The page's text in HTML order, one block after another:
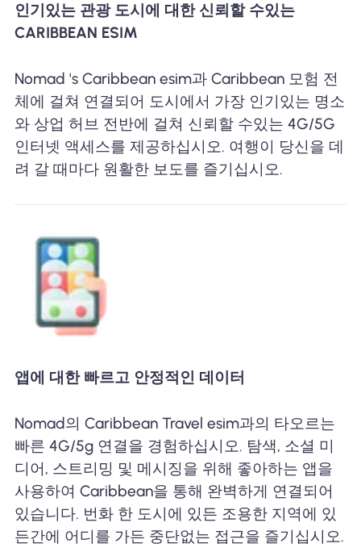
인기있는 관광 도시에 대한 신뢰할 수있는
CARIBBEAN ESIM
Nomad 's Caribbean esim과 Caribbean 모험 전
체에 걸쳐 연결되어 도시에서 가장 인기있는 명소
와 상업 허브 전반에 걸쳐 신뢰할 수있는 4G/5G
인터넷 액세스를 제공하십시오. 여행이 당신을 데
려 갈 때마다 원활한 보도를 즐기십시오.
앱에 대한 빠르고 안정적인 데이터
Nomad의 Caribbean Travel esim과의 타오르는
빠른 4G/5g 연결을 경험하십시오. 탐색, 소셜 미
디어, 스트리밍 및 메시징을 위해 좋아하는 앱을
사용하여 Caribbean을 통해 완벽하게 연결되어
있습니다. 번화 한 도시에 있든 조용한 지역에 있
든간에 어디를 가든 중단없는 접근을 즐기십시오.